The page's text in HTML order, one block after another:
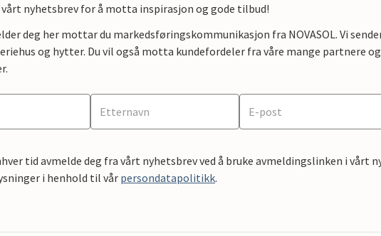
nyhetsbrev for å motta inspirasjon og gode tilbud!
deg her mottar du markedsføringskommunikasjon fra NOVASOL. Vi
og hytter. Du vil også motta kundefordeler fra våre mange partnere
tid avmelde deg fra vårt nyhetsbrev ved å bruke avmeldingslinken i vårt
i henhold til vår persondatapolitikk.